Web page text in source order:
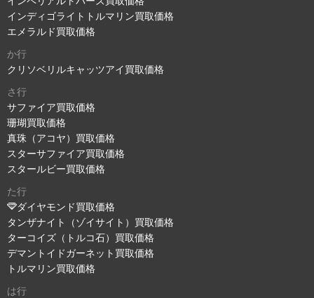
インディゴライトトルマリン買取価格
エメラルド買取価格
か行
クリソベリルキャッツアイ買取価格
さ行
サファイア買取価格
珊瑚買取価格
真珠（アコヤ）買取価格
スターサファイア買取価格
スタールビー買取価格
た行
ダイヤモンド買取価格
タンザナイト（ゾイサイト）買取価格
ターコイズ（トルコ石）買取価格
デマントイドガーネット買取価格
トルマリン買取価格
は行